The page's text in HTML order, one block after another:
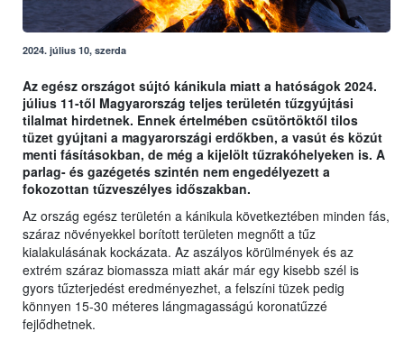
2024. július 10, szerda
Az egész országot sújtó kánikula miatt a hatóságok 2024.
július 11-től Magyarország teljes területén tűzgyújtási
tilalmat hirdetnek. Ennek értelmében csütörtöktől tilos
tüzet gyújtani a magyarországi erdőkben, a vasút és közút
menti fásításokban, de még a kijelölt tűzrakóhelyeken is. A
parlag- és gazégetés szintén nem engedélyezett a
fokozottan tűzveszélyes időszakban.
Az ország egész területén a kánikula következtében minden fás,
száraz növényekkel borított területen megnőtt a tűz
kialakulásának kockázata. Az aszályos körülmények és az
extrém száraz biomassza miatt akár már egy kisebb szél is
gyors tűzterjedést eredményezhet, a felszíni tüzek pedig
könnyen 15-30 méteres lángmagasságú koronatűzzé
fejlődhetnek.